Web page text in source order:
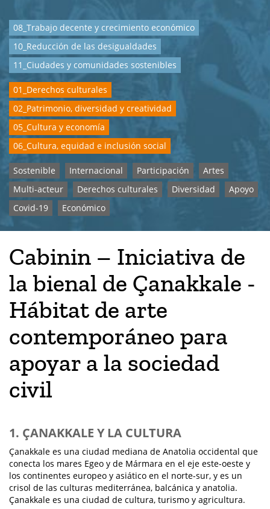
08_Trabajo decente y crecimiento económico
10_Reducción de las desigualdades
11_Ciudades y comunidades sostenibles
01_Derechos culturales
02_Patrimonio, diversidad y creatividad
05_Cultura y economía
06_Cultura, equidad e inclusión social
Sostenible Internacional Participación
Artes
Multi-acteur
Derechos culturales Diversidad
Apoyo
Covid-19
Económico
Cabinin – Iniciativa de
la bienal de Çanakkale -
Hábitat de arte
contemporáneo para
apoyar a la sociedad
civil
1. ÇANAKKALE Y LA CULTURA
Çanakkale es una ciudad mediana de Anatolia occidental que
conecta los mares Egeo y de Mármara en el eje este-oeste y
los continentes europeo y asiático en el norte-sur, y es un
crisol de las culturas mediterránea, balcánica y anatolia.
Çanakkale es una ciudad de cultura, turismo y agricultura.